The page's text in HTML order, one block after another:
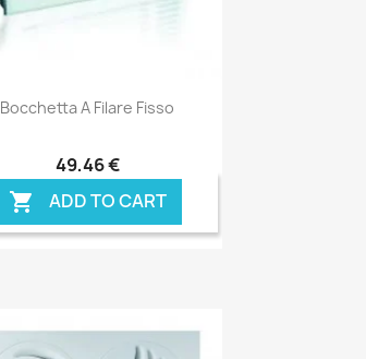
Anteprima
Bocchetta A Filare Fisso
49,46 €
 ADD TO CART